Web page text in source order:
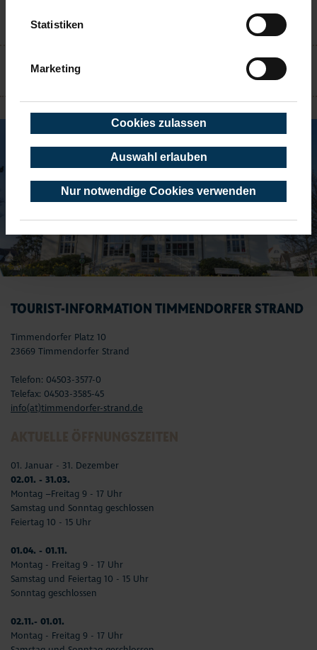
Statistiken
Marketing
Cookies zulassen
Auswahl erlauben
Nur notwendige Cookies verwenden
TOURIST-INFORMATION TIMMENDORFER STRAND
Timmendorfer Platz 10
23669 Timmendorfer Strand
Telefon: 04503-3577-0
Telefax: 04503-3585-45
info(at)timmendorfer-strand.de
01. Januar - 31. Dezember
02.01. - 31.03.
Montag –Freitag 9 - 17 Uhr
Samstag und Sonntag geschlossen
Feiertag 10 - 15 Uhr
01.04. - 01.11.
Montag - Freitag 9 - 17 Uhr
Samstag und Feiertag 10 - 15 Uhr
Sonntag geschlossen
02.11.- 01.01.
Montag - Freitag 9 - 17 Uhr